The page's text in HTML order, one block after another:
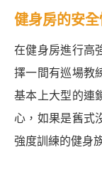
健身房的安
在健身房進行高
擇一間有巡場教
基本上大型的連
心，如果是舊式
強度訓練的健身